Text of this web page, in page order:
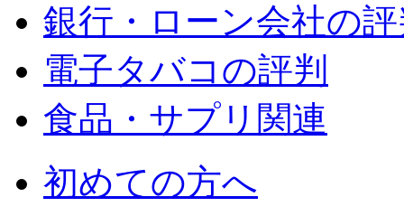
銀行・ローン会社の
電子タバコの評判
食品・サプリ関連
初めての方へ